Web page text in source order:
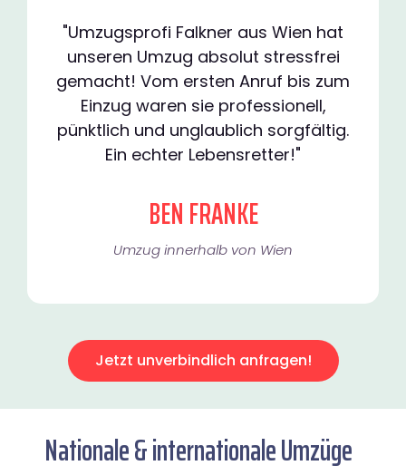
"Umzugsprofi Falkner aus Wien hat
unseren Umzug absolut stressfrei
gemacht! Vom ersten Anruf bis zum
Einzug waren sie professionell,
pünktlich und unglaublich sorgfältig.
Ein echter Lebensretter!"
BEN FRANKE
Umzug innerhalb von Wien​
Jetzt unverbindlich anfragen!
Nationale & internationale Umzüge